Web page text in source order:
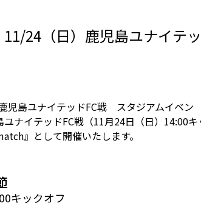
11/24（日）鹿児島ユナイ
児島ユナイテッドFC戦 スタジアムイベン
ナイテッドFC戦（11月24日（日）14:00
』として開催いたします。
キックオフ